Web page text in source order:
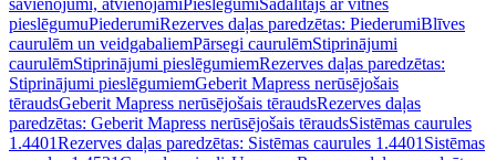
savienojumi, atvienojamiPieslēgumiSadalītājs ar vītnes
pieslēgumuPiederumiRezerves daļas paredzētas: PiederumiBlīves
caurulēm un veidgabaliemPārsegi caurulēmStiprinājumi
caurulēmStiprinājumi pieslēgumiemRezerves daļas paredzētas:
Stiprinājumi pieslēgumiemGeberit Mapress nerūsējošais
tēraudsGeberit Mapress nerūsējošais tēraudsRezerves daļas
paredzētas: Geberit Mapress nerūsējošais tēraudsSistēmas caurules
1.4401Rezerves daļas paredzētas: Sistēmas caurules 1.4401 Sistēmas